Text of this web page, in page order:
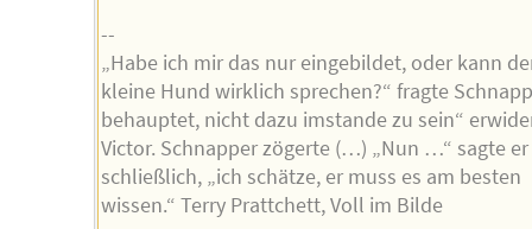
--
„Habe ich mir das nur eingebildet, oder kann
kleine Hund wirklich sprechen?“ fragte
behauptet, nicht dazu imstande zu sein“
Victor. Schnapper zögerte (…) „Nun …“ sagte er
schließlich, „ich schätze, er muss es am besten
wissen.“ Terry Prattchett, Voll im Bilde